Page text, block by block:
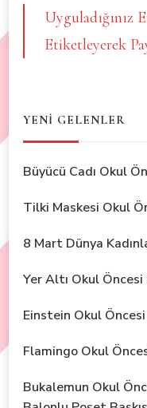
Etiketleyerek
YENİ GELENLER
Büyücü Cadı Okul
Tilki Maskesi Okul
8 Mart Dünya
Yer Altı Okul
Einstein Okul
Flamingo Okul
Bukalemun Okul